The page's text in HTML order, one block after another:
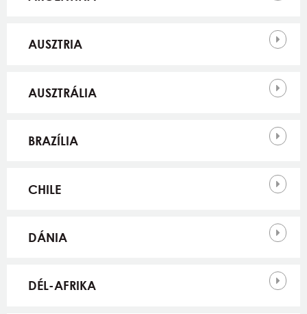
AUSZTRIA
AUSZTRÁLIA
BRAZÍLIA
CHILE
DÁNIA
DÉL-AFRIKA